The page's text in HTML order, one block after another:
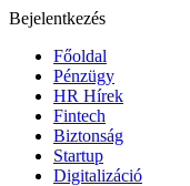
Bejelentkezés
Főoldal
Pénzügy
HR Hírek
Fintech
Biztonság
Startup
Digitalizáció